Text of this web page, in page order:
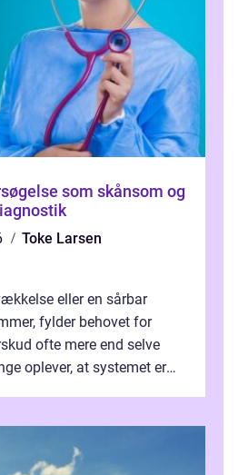
som skånsom og
Toke Larsen
eller en sårbar
fylder behovet for
ofte mere end selve
oplever, at systemet er